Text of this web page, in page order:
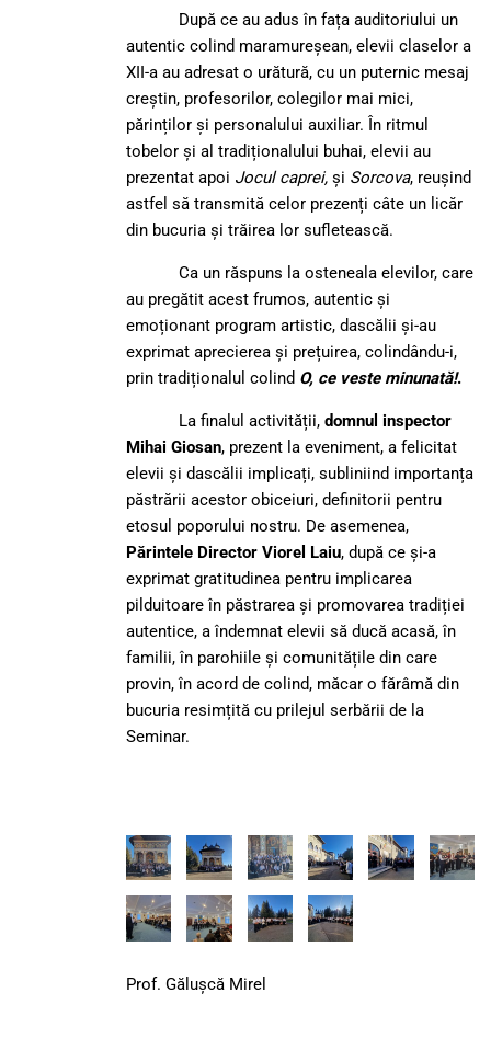
După ce au adus în fața auditoriului un
autentic colind maramureșean, elevii claselor a
XII-a au adresat o urătură, cu un puternic mesaj
creștin, profesorilor, colegilor mai mici,
părinților și personalului auxiliar. În ritmul
tobelor și al tradiționalului buhai, elevii au
prezentat apoi Jocul caprei, și Sorcova, reușind
astfel să transmită celor prezenți câte un licăr
din bucuria și trăirea lor sufletească.
Ca un răspuns la osteneala elevilor, care
au pregătit acest frumos, autentic și
emoționant program artistic, dascălii și-au
exprimat aprecierea și prețuirea, colindându-i,
prin tradiționalul colind O, ce veste minunată!.
La finalul activității, domnul inspector
Mihai Giosan, prezent la eveniment, a felicitat
elevii și dascălii implicați, subliniind importanța
păstrării acestor obiceiuri, definitorii pentru
etosul poporului nostru. De asemenea,
Părintele Director Viorel Laiu, după ce și-a
exprimat gratitudinea pentru implicarea
pilduitoare în păstrarea și promovarea tradiției
autentice, a îndemnat elevii să ducă acasă, în
familii, în parohiile și comunitățile din care
provin, în acord de colind, măcar o fărâmă din
bucuria resimțită cu prilejul serbării de la
Seminar.
Prof. Gălușcă Mirel